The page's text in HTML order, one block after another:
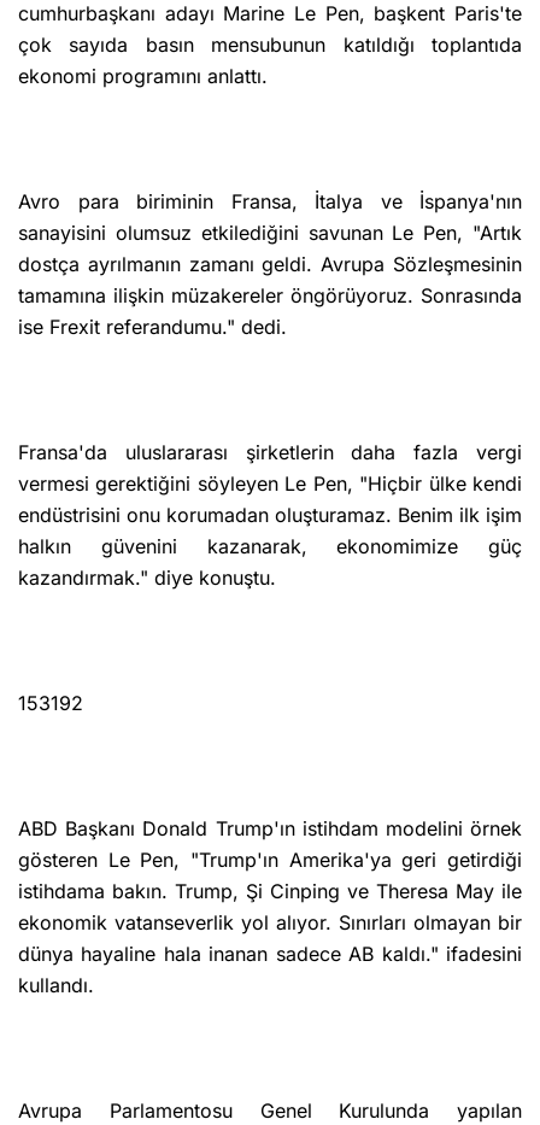
cumhurbaşkanı adayı Marine Le Pen, başkent Paris'te
çok sayıda basın mensubunun katıldığı toplantıda
ekonomi programını anlattı.
Avro para biriminin Fransa, İtalya ve İspanya'nın
sanayisini olumsuz etkilediğini savunan Le Pen, "Artık
dostça ayrılmanın zamanı geldi. Avrupa Sözleşmesinin
tamamına ilişkin müzakereler öngörüyoruz. Sonrasında
ise Frexit referandumu." dedi.
Fransa'da uluslararası şirketlerin daha fazla vergi
vermesi gerektiğini söyleyen Le Pen, "Hiçbir ülke kendi
endüstrisini onu korumadan oluşturamaz. Benim ilk işim
halkın güvenini kazanarak, ekonomimize güç
kazandırmak." diye konuştu.
​153192
ABD Başkanı Donald Trump'ın istihdam modelini örnek
gösteren Le Pen, "Trump'ın Amerika'ya geri getirdiği
istihdama bakın. Trump, Şi Cinping ve Theresa May ile
ekonomik vatanseverlik yol alıyor. Sınırları olmayan bir
dünya hayaline hala inanan sadece AB kaldı." ifadesini
kullandı.
Avrupa Parlamentosu Genel Kurulunda yapılan